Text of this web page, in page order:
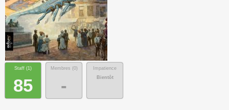
Staff (1)
85
Membres (0)
-
Impatience
Bientôt